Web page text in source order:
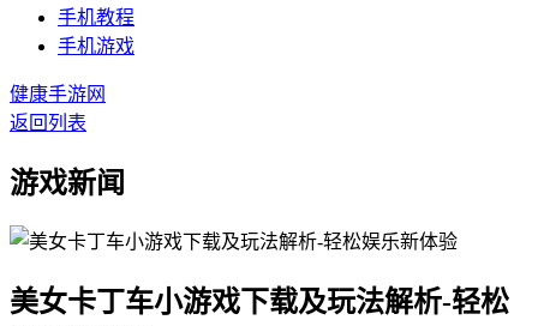
手机教程
手机游戏
健康手游网
返回列表
游戏新闻
美女卡丁车小游戏下载及玩法解析-轻松